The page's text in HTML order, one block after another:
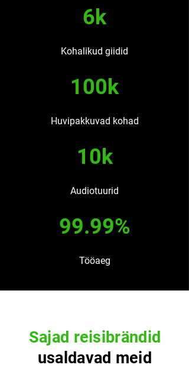
6k
Kohalikud giidid
100k
Huvipakkuvad kohad
10k
Audiotuurid
99.99%
Tööaeg
Sajad reisibrändid
usaldavad meid